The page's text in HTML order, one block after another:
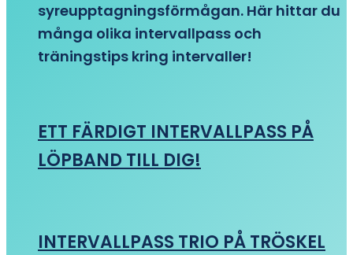
syreupptagningsförmågan. Här hittar du
många olika intervallpass och
träningstips kring intervaller!
ETT FÄRDIGT INTERVALLPASS PÅ
LÖPBAND TILL DIG!
INTERVALLPASS TRIO PÅ TRÖSKEL